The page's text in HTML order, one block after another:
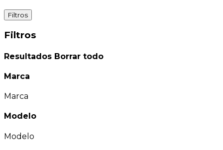
Filtros
Filtros
Resultados Borrar todo
Marca
Marca
Modelo
Modelo